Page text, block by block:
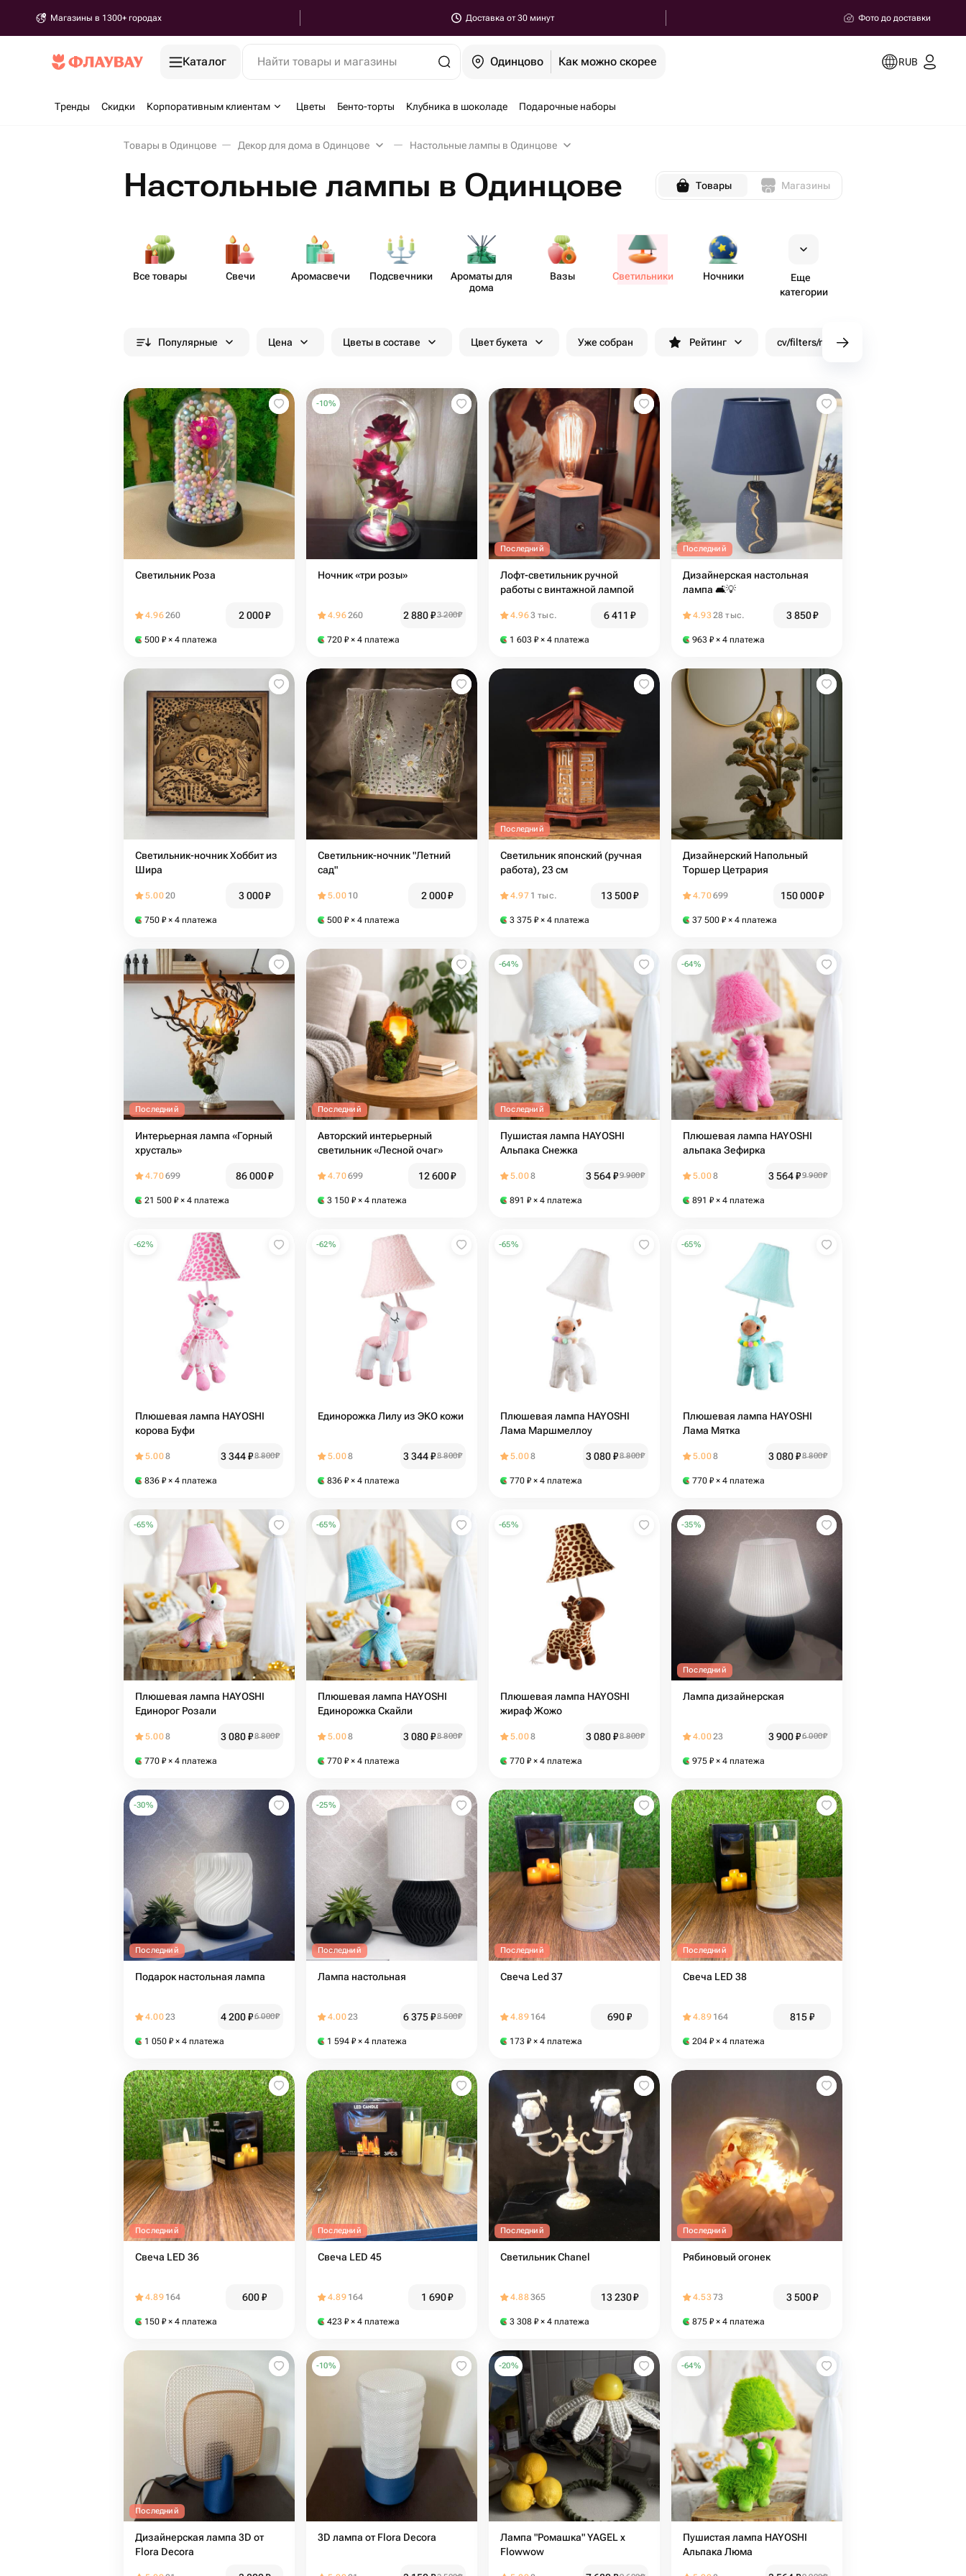
Магазины в 1300+ городах Доставка от 30 минут Фото до доставки
Каталог Найти товары и магазины Одинцово Как можно скорее RUB
Тренды Скидки Корпоративным клиентам Цветы Бенто-торты Клубника в шоколаде Подарочные наборы
Товары в Одинцове Декор для дома в Одинцове Настольные лампы в Одинцове
Настольные лампы в Одинцове Товары Магазины
Все товары Свечи Аром​асвечи Подсв​ечники
Ароматы для
дома
Вазы Свети​льники Ночники
Еще
категории
Популярные Цена Цветы в составе Цвет букета Уже собран Рейтинг cv/filters/name_fast_delivery
Светильник Роза
4.96260 2 000₽
500 ₽ × 4 платежа
-10%
Ночник «три розы»
4.96260 2 880₽3 200₽
720 ₽ × 4 платежа
Последний
Лофт-светильник ручной
работы с винтажной лампой
4.963 тыс. 6 411 ₽
1 603 ₽ × 4 платежа
Последний
Дизайнерская настольная
лампа 🛋️💡
4.9328 тыс. 3 850₽
963 ₽ × 4 платежа
Светильник-ночник Хоббит из
Шира
5.0020 3 000₽
750 ₽ × 4 платежа
Светильник-ночник "Летний
сад"
5.00 10 2 000₽
500 ₽ × 4 платежа
Последний
Светильник японский (ручная
работа), 23 см
4.97 1 тыс. 13 500₽
3 375 ₽ × 4 платежа
Дизайнерский Напольный
Торшер Цетрария
4.70699 150 000₽
37 500 ₽ × 4 платежа
Последний
Интерьерная лампа «Горный
хрусталь»
4.70699 86 000₽
21 500 ₽ × 4 платежа
Последний
Авторский интерьерный
светильник «Лесной очаг»
4.70699 12 600₽
3 150 ₽ × 4 платежа
-64%
Последний
Пушистая лампа HAYOSHI
Альпака Снежка
5.008 3 564₽9 900₽
891 ₽ × 4 платежа
-64%
Плюшевая лампа HAYOSHI
альпака Зефирка
5.008 3 564₽9 900₽
891 ₽ × 4 платежа
-62%
Плюшевая лампа HAYOSHI
корова Буфи
5.008 3 344₽8 800₽
836 ₽ × 4 платежа
-62%
Единорожка Лилу из ЭКО кожи
5.008 3 344₽8 800₽
836 ₽ × 4 платежа
-65%
Плюшевая лампа HAYOSHI
Лама Маршмеллоу
5.008 3 080₽8 800₽
770 ₽ × 4 платежа
-65%
Плюшевая лампа HAYOSHI
Лама Мятка
5.008 3 080₽8 800₽
770 ₽ × 4 платежа
-65%
Плюшевая лампа HAYOSHI
Единорог Розали
5.008 3 080₽8 800₽
770 ₽ × 4 платежа
-65%
Плюшевая лампа HAYOSHI
Единорожка Скайли
5.008 3 080₽8 800₽
770 ₽ × 4 платежа
-65%
Плюшевая лампа HAYOSHI
жираф Жожо
5.008 3 080₽8 800₽
770 ₽ × 4 платежа
-35%
Последний
Лампа дизайнерская
4.0023 3 900₽6 000₽
975 ₽ × 4 платежа
-30%
Последний
Подарок настольная лампа
4.0023 4 200₽6 000₽
1 050 ₽ × 4 платежа
-25%
Последний
Лампа настольная
4.0023 6 375₽8 500₽
1 594 ₽ × 4 платежа
Последний
Свеча Led 37
4.89 164 690₽
173 ₽ × 4 платежа
Последний
Свеча LED 38
4.89 164 815₽
204 ₽ × 4 платежа
Последний
Свеча LED 36
4.89 164 600₽
150 ₽ × 4 платежа
Последний
Свеча LED 45
4.89 164 1 690₽
423 ₽ × 4 платежа
Последний
Светильник Chanel
4.88365 13 230₽
3 308 ₽ × 4 платежа
Последний
Рябиновый огонек
4.5373 3 500₽
875 ₽ × 4 платежа
Последний
Дизайнерская лампа 3D от
Flora Decora
-10%
3D лампа от Flora Decora
-20%
Лампа "Ромашка" YAGEL x
Flowwow
-64%
Пушистая лампа HAYOSHI
Альпака Люма